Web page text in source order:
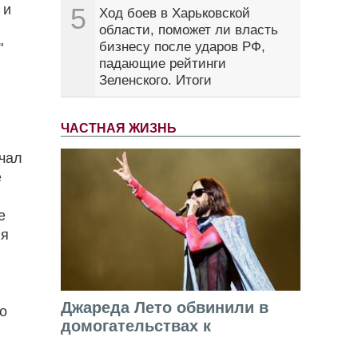
5
Ход боев в Харьковской
области, поможет ли власть
бизнесу после ударов РФ,
падающие рейтинги
Зеленского. Итоги
ЧАСТНАЯ ЖИЗНЬ
Джареда Лето обвинили в
домогательствах к
и